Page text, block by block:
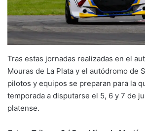
Tras estas jornadas realizadas en el
Mouras de La Plata y el autódromo de
pilotos y equipos se preparan para la
temporada a disputarse el 5, 6 y 7 de
platense.